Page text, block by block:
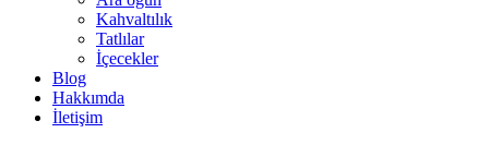
Kahvaltılık
Tatlılar
İçecekler
Blog
Hakkımda
İletişim